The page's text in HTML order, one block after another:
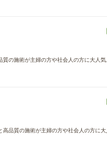
の施術が主婦の方や社会人の方に大人
品質の施術が主婦の方や社会人の方に